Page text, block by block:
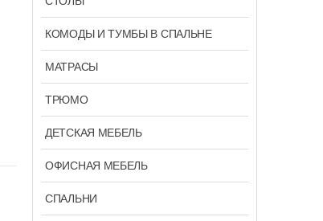
КОМОДЫ И ТУМБЫ В СПАЛЬНЕ
МАТРАСЫ
ТРЮМО
ДЕТСКАЯ МЕБЕЛЬ
ОФИСНАЯ МЕБЕЛЬ
СПАЛЬНИ